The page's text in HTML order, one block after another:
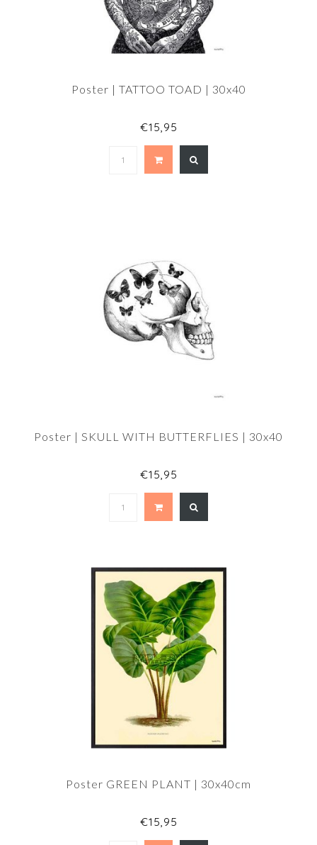
Poster | TATTOO TOAD | 30x40
€15,95
Poster | SKULL WITH BUTTERFLIES | 30x40
€15,95
Poster GREEN PLANT | 30x40cm
€15,95